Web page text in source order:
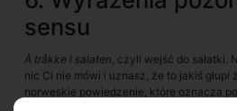
sensu
Å tråkke i salaten, czyli wejść do sałatki.
nic Ci nie mówi i uznasz, że to jakiś głupi
norweskie powiedzenie, które oznacza